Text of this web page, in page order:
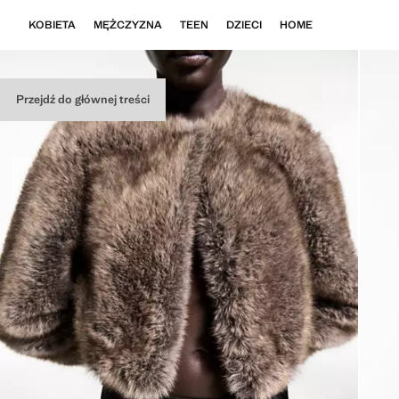
Przejdź do głównej treści
KOBIETA MĘŻCZYZNA TEEN DZIECI HOME